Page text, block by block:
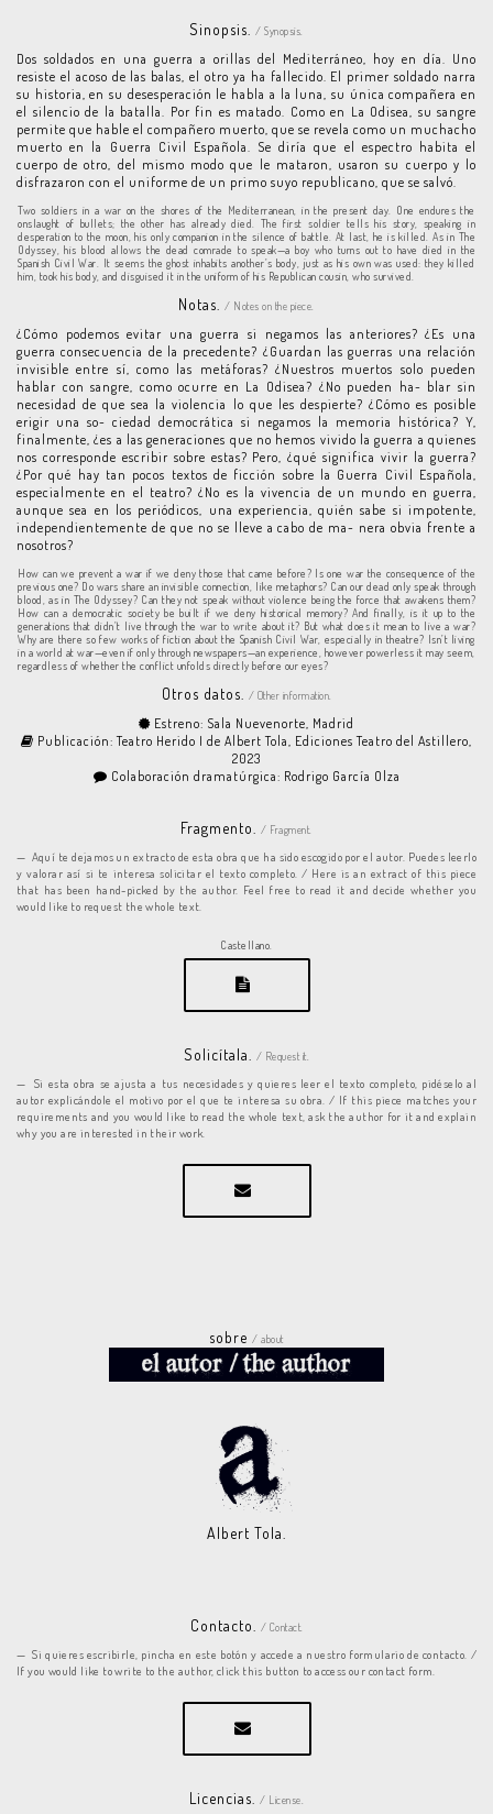
Sinopsis./ Synopsis.
Dos soldados en una guerra a orillas del Mediterráneo, hoy en día. Uno
resiste el acoso de las balas, el otro ya ha fallecido. El primer soldado narra
su historia, en su desesperación le habla a la luna, su única compañera en
el silencio de la batalla. Por fin es matado. Como en La Odisea, su sangre
permite que hable el compañero muerto, que se revela como un muchacho
muerto en la Guerra Civil Española. Se diría que el espectro habita el
cuerpo de otro, del mismo modo que le mataron, usaron su cuerpo y lo
disfrazaron con el uniforme de un primo suyo republicano, que se salvó.
Two soldiers in a war on the shores of the Mediterranean, in the present day. One endures the
onslaught of bullets; the other has already died. The first soldier tells his story, speaking in
desperation to the moon, his only companion in the silence of battle. At last, he is killed. As in The
Odyssey, his blood allows the dead comrade to speak—a boy who turns out to have died in the
Spanish Civil War. It seems the ghost inhabits another’s body, just as his own was used: they killed
him, took his body, and disguised it in the uniform of his Republican cousin, who survived.
Notas./ Notes on the piece.
¿Cómo podemos evitar una guerra si negamos las anteriores? ¿Es una
guerra consecuencia de la precedente? ¿Guardan las guerras una relación
invisible entre sí, como las metáforas? ¿Nuestros muertos solo pueden
hablar con sangre, como ocurre en La Odisea? ¿No pueden ha- blar sin
necesidad de que sea la violencia lo que les despierte? ¿Cómo es posible
erigir una so- ciedad democrática si negamos la memoria histórica? Y,
finalmente, ¿es a las generaciones que no hemos vivido la guerra a quienes
nos corresponde escribir sobre estas? Pero, ¿qué significa vivir la guerra?
¿Por qué hay tan pocos textos de ficción sobre la Guerra Civil Española,
especialmente en el teatro? ¿No es la vivencia de un mundo en guerra,
aunque sea en los periódicos, una experiencia, quién sabe si impotente,
independientemente de que no se lleve a cabo de ma- nera obvia frente a
nosotros?
How can we prevent a war if we deny those that came before? Is one war the consequence of the
previous one? Do wars share an invisible connection, like metaphors? Can our dead only speak through
blood, as in The Odyssey? Can they not speak without violence being the force that awakens them?
How can a democratic society be built if we deny historical memory? And finally, is it up to the
generations that didn’t live through the war to write about it? But what does it mean to live a war?
Why are there so few works of fiction about the Spanish Civil War, especially in theatre? Isn’t living
in a world at war—even if only through newspapers—an experience, however powerless it may seem,
regardless of whether the conflict unfolds directly before our eyes?
Otros datos. / Other information.
Estreno: Sala Nuevenorte, Madrid
Publicación: Teatro Herido I de Albert Tola, Ediciones Teatro del Astillero,
2023
Colaboración dramatúrgica: Rodrigo García Olza
Fragmento./ Fragment.
Aquí te dejamos un extracto de esta obra que ha sido escogido por el autor. Puedes leerlo
y valorar así si te interesa solicitar el texto completo. / Here is an extract of this piece
that has been hand-picked by the author. Feel free to read it and decide whether you
would like to request the whole text.
Castellano.
Solicítala. / Request it.
Si esta obra se ajusta a tus necesidades y quieres leer el texto completo, pidéselo al
autor explicándole el motivo por el que te interesa su obra. / If this piece matches your
requirements and you would like to read the whole text, ask the author for it and explain
why you are interested in their work.
sobre/ about
Albert Tola.
Contacto. / Contact.
Si quieres escribirle, pincha en este botón y accede a nuestro formulario de contacto. /
If you would like to write to the author, click this button to access our contact form.
Licencias. / License.